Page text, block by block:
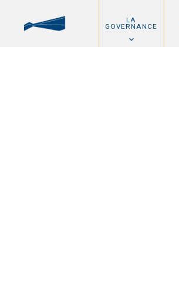
LA
GOVERNANCE